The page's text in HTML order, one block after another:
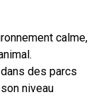
calme,
des parcs
niveau